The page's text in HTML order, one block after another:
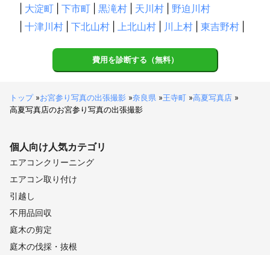
大淀町 下市町 黒滝村 天川村
野迫川村
十津川村 下北山村 上北山村 川上村 東吉野村
費用を診断する（無料）
トップ»お宮参り写真の出張撮影 »奈良県 »王寺町 »高夏写真店 »
高夏写真店のお宮参り写真の出張撮影
個人向け人気カテゴリ
エアコンクリーニング
エアコン取り付け
引越し
不用品回収
庭木の剪定
庭木の伐採・抜根